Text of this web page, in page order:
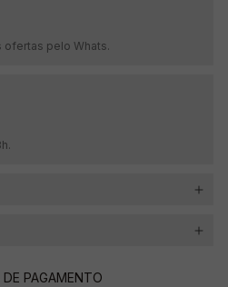
ofertas pelo Whats.
DE PAGAMENTO